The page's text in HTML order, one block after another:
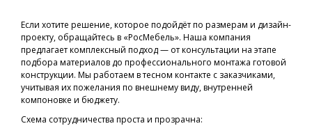
Если хотите решение, которое подойдёт по размерам и дизайн-
проекту, обращайтесь в «РосМебель». Наша компания
предлагает комплексный подход — от консультации на этапе
подбора материалов до профессионального монтажа готовой
конструкции. Мы работаем в тесном контакте с заказчиками,
учитывая их пожелания по внешнему виду, внутренней
компоновке и бюджету.
Схема сотрудничества проста и прозрачна: